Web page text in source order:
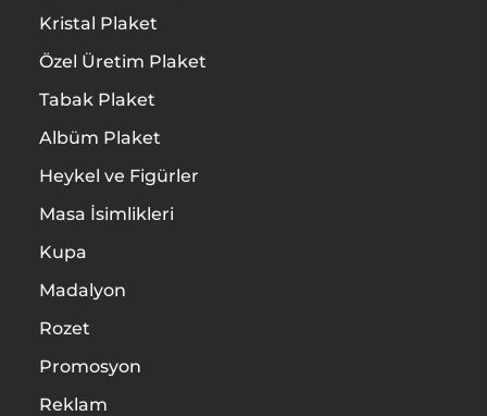
Kristal Plaket
Özel Üretim Plaket
Tabak Plaket
Albüm Plaket
Heykel ve Figürler
Masa İsimlikleri
Kupa
Madalyon
Rozet
Promosyon
Reklam